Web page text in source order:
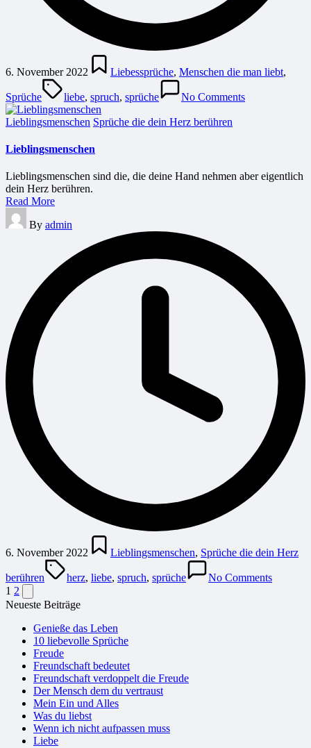
6. November 2022
Posted
in
Liebessprüche, Menschen die man liebt,
Sprüche
Tags:
liebe, spruch, sprüche No Comments
Posted
Lieblingsmenschen Sprüche die dein Herz berühren
Lieblingsmenschen
Lieblingsmenschen sind die, die deine Hand nehmen aber eigentlich
dein Herz berühren.
Read More
Posted
by
By admin
6. November 2022
Posted
in
Lieblingsmenschen, Sprüche die dein Herz
berühren
Tags:
herz, liebe, spruch, sprüche No Comments
Seitennummerierung
der
Beiträge
1 2 Next
page
Neueste Beiträge
Genieße das Leben
10 liebevolle Sprüche
Freude
Freundschaft bedeutet
Freundschaft verdoppelt die Freude
Der Mensch dem du vertraust
Mein Ein und Alles
Was du liebst
Wenn ich nicht aufpassen muss
Liebe